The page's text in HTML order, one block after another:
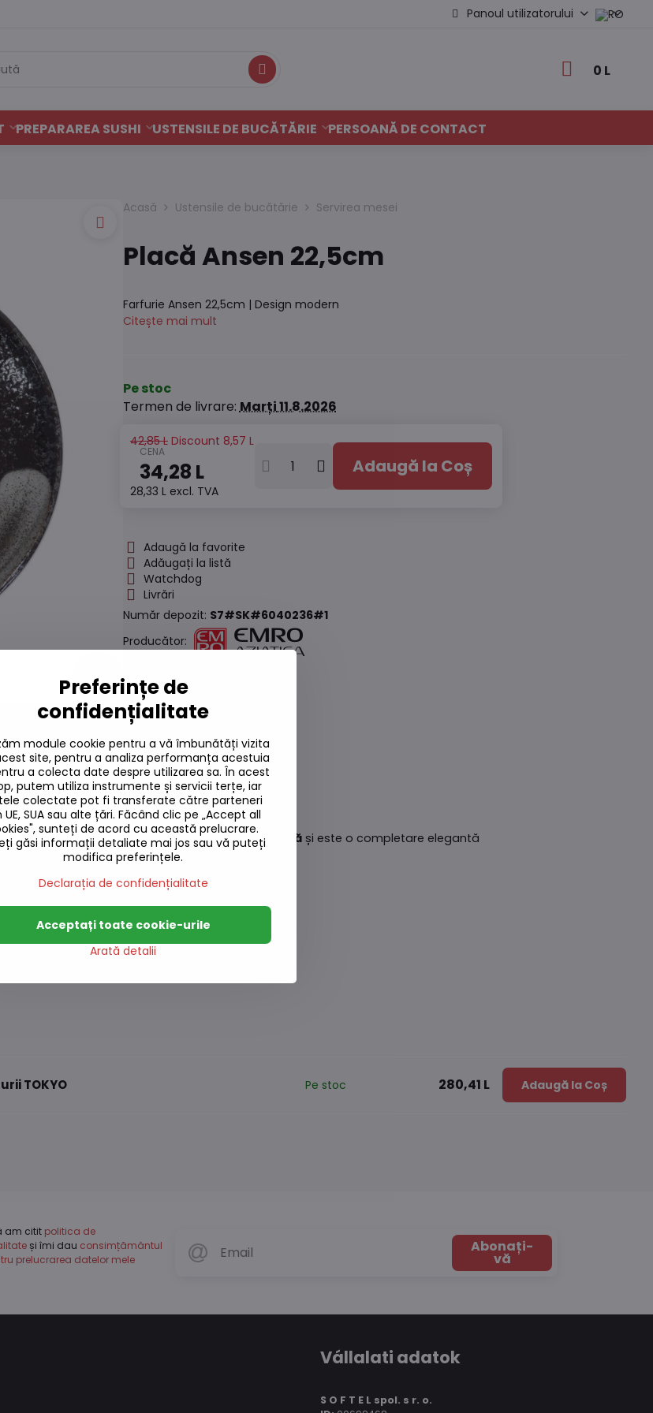
Panoul utilizatorului
Caută 0 L
PREPARAREA SUSHI USTENSILE DE BUCĂTĂRIE PERSOANĂ DE CONTACT
20%
Acasă Ustensile de bucătărie Servirea mesei
Placă Ansen 22,5cm
Farfurie Ansen 22,5cm | Design modern
Citește mai mult
Pe stoc
Termen de livrare:Marți11.8.2026
42,85 L Discount 8,57 L
34,28 L
28,33 L excl. TVA
Adaugă la Coș
Adaugă la favorite
Adăugați la listă
Watchdog
Livrări
Număr depozit: S7#SK#6040236#1
Producător:
, care este concepută pentruutilizarea zilnicăși este o completare elegantă
Servirea mesei
TOKYO Pe stoc 280,41 L Adaugă la Coș
Abonați-
vă
am citit politica de
și îmi dau consimțământul
prelucrarea datelor mele
Vállalati adatok
S O F T E L spol. s r. o.
Preferințe de
confidențialitate
module cookie pentru a vă îmbunătăți vizita
site, pentru a analiza performanța acestuia
a colecta date despre utilizarea sa. În acest
putem utiliza instrumente și servicii terțe, iar
colectate pot fi transferate către parteneri
UE, SUA sau alte țări. Făcând clic pe „Accept all
sunteți de acord cu această prelucrare.
găsi informații detaliate mai jos sau vă puteți
modifica preferințele.
Declarația de confidențialitate
Arată detalii
Acceptați toate cookie-urile